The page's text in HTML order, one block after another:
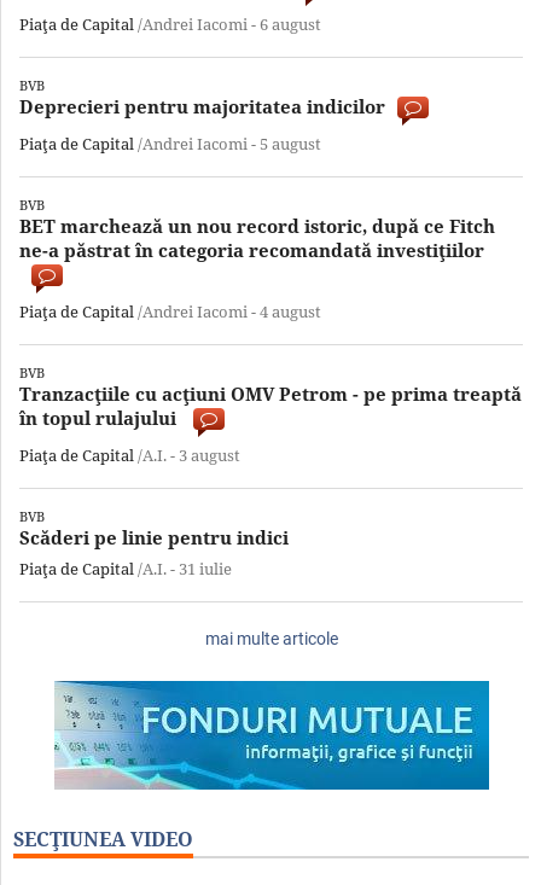
Piaţa de Capital/Andrei Iacomi -6 august
BVB
Deprecieri pentru majoritatea indicilor
Piaţa de Capital/Andrei Iacomi - 5 august
BVB
BET marchează un nou record istoric, după ce Fitch
ne-a păstrat în categoria recomandată investiţiilor
Piaţa de Capital/Andrei Iacomi -4 august
BVB
Tranzacţiile cu acţiuni OMV Petrom - pe prima treaptă
în topul rulajului
Piaţa de Capital/A.I. - 3 august
BVB
Scăderi pe linie pentru indici
Piaţa de Capital/A.I. - 31 iulie
mai multe articole
SECŢIUNEA VIDEO